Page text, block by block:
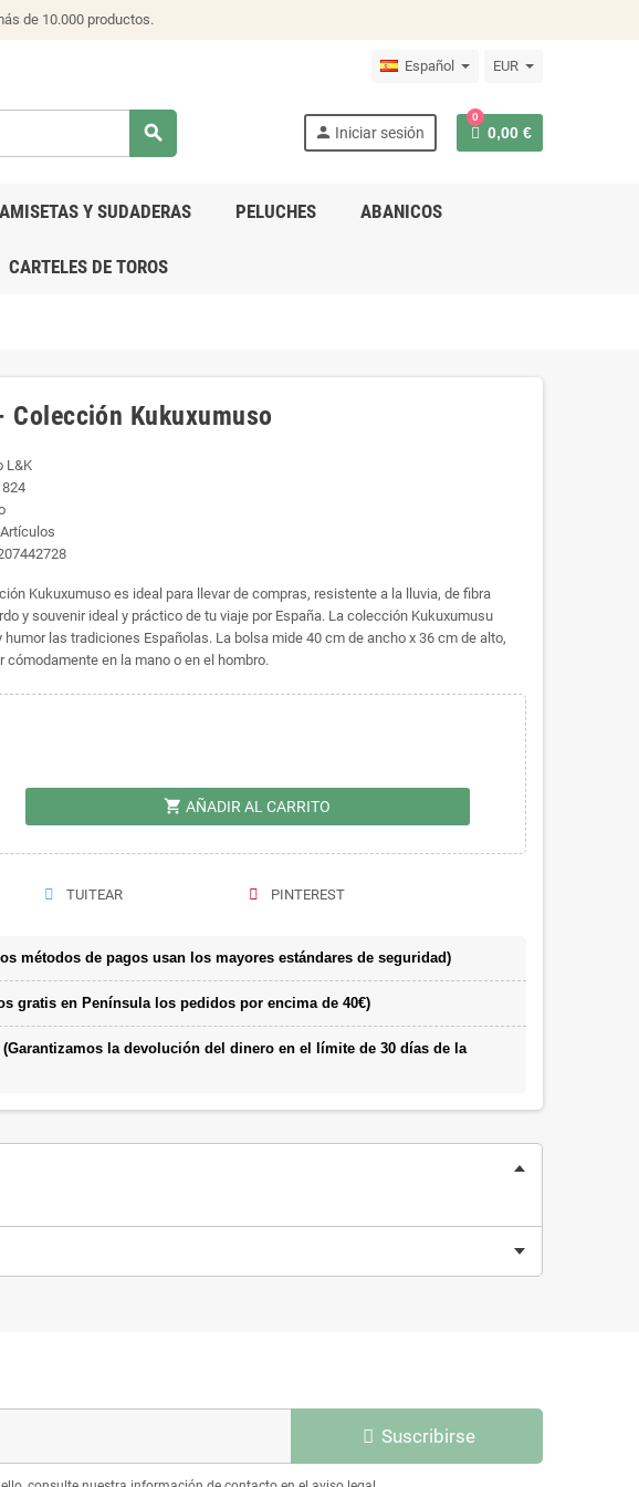
de 10.000 productos.
Español EUR
search person Iniciar sesión
0
0,00 €
Y SUDADERAS PELUCHES ABANICOS
CARTELES DE TOROS
Colección Kukuxumuso
L&K
Kukuxumuso es ideal para llevar de compras, resistente a la lluvia, de fibra
y souvenir ideal y práctico de tu viaje por España. La colección Kukuxumusu
las tradiciones Españolas. La bolsa mide 40 cm de ancho x 36 cm de alto,
en la mano o en el hombro.
shopping_cart AÑADIR AL CARRITO
TUITEAR PINTEREST
métodos de pagos usan los mayores estándares de seguridad)
gratis en Península los pedidos por encima de 40€)
la devolución del dinero en el límite de 30 días de la
Suscribirse